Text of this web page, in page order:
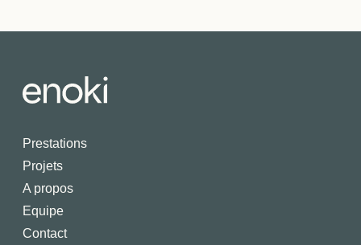
Prestations
Projets
A propos
Equipe
Contact